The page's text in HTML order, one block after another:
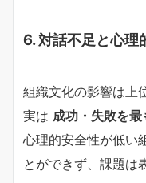
6. 対話不足と心理
組織文化の影響は上
実は 成功・失敗を
心理的安全性が低い
とができず、課題は